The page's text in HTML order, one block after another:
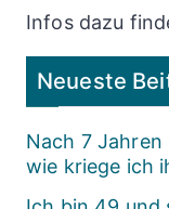
Infos dazu
Neueste
Nach 7
wie kriege ich